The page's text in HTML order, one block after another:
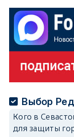
Выбор
Кого в
для защиты